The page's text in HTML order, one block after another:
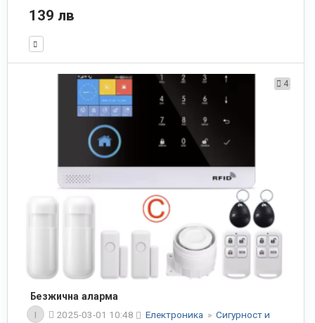
139 лв
4
Безжична аларма
I
2025-03-01 10:48 Електроника » Сигурност и